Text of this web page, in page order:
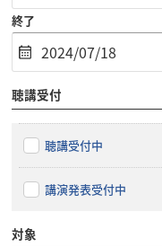
終了
聴講受付
聴講受付中
講演発表受付中
対象